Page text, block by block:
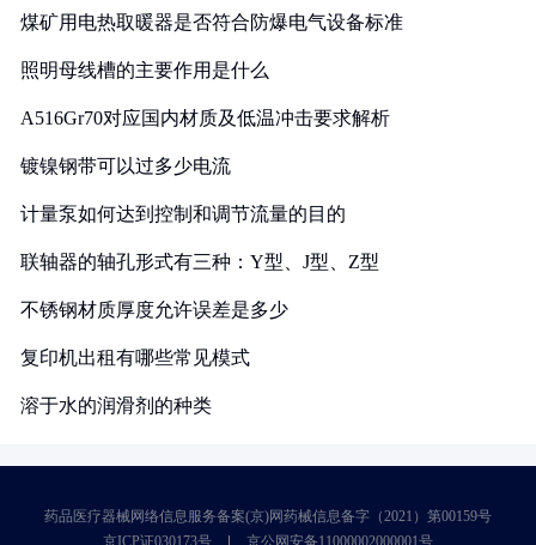
煤矿用电热取暖器是否符合防爆电气设备标准
照明母线槽的主要作用是什么
A516Gr70对应国内材质及低温冲击要求解析
镀镍钢带可以过多少电流
计量泵如何达到控制和调节流量的目的
联轴器的轴孔形式有三种：Y型、J型、Z型
不锈钢材质厚度允许误差是多少
复印机出租有哪些常见模式
溶于水的润滑剂的种类
药品医疗器械网络信息服务备案(京)网药械信息备字（2021）第00159号
京ICP证030173号
京公网安备11000002000001号